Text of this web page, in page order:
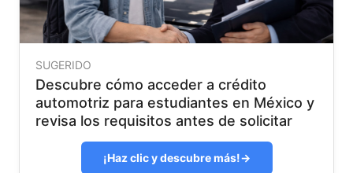
SUGERIDO
Descubre cómo acceder a crédito
automotriz para estudiantes en México y
revisa los requisitos antes de solicitar
¡Haz clic y descubre más!→